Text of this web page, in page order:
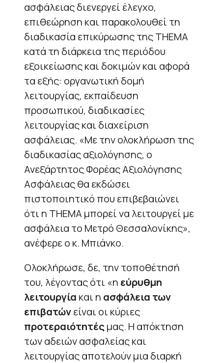
ασφάλειας διενεργεί έλεγχο,
επιθεώρηση και παρακολουθεί τη
διαδικασία επικύρωσης της THEMA
κατά τη διάρκεια της περιόδου
εξοικείωσης και δοκιμών και αφορά
τα εξής: οργανωτική δομή
λειτουργίας, εκπαίδευση
προσωπικού, διαδικασίες
λειτουργίας και διαχείριση
ασφάλειας. «Με την ολοκλήρωση της
διαδικασίας αξιολόγησης, ο
Ανεξάρτητος Φορέας Αξιολόγησης
Ασφάλειας θα εκδώσει
πιστοποιητικό που επιβεβαιώνει
ότι η THEMA μπορεί να λειτουργεί με
ασφάλεια το Μετρό Θεσσαλονίκης»,
ανέφερε ο κ. Μπιάνκο.
Ολοκλήρωσε, δε, την τοποθέτησή
του, λέγοντας ότι «η εύρυθμη
λειτουργία και η ασφάλεια των
επιβατώνείναι οι κύριες
προτεραιότητέςμας. Η απόκτηση
των αδειών ασφαλείας και
λειτουργίας αποτελούν μια διαρκή